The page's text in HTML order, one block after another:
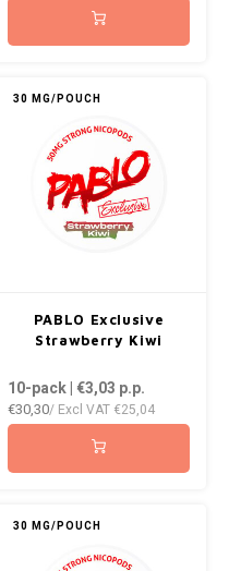
30 MG/POUCH
PABLO Exclusive
Strawberry Kiwi
10-pack | €3,03 p.p.
€30,30/ Excl VAT €25,04
30 MG/POUCH